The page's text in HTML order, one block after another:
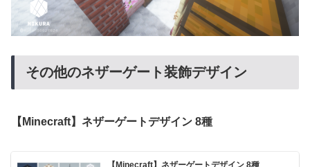
その他のネザーゲート装飾デザイン
【Minecraft】ネザーゲートデザイン 8種
【Minecraft】ネザーゲートデザイン 8種